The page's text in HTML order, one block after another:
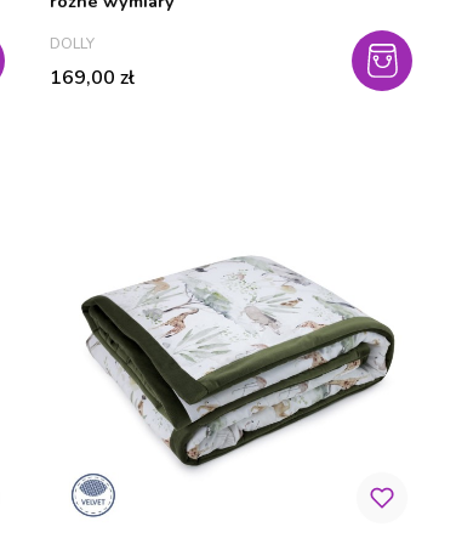
PRODUCENT
DOLLY
Cena
169,00 zł